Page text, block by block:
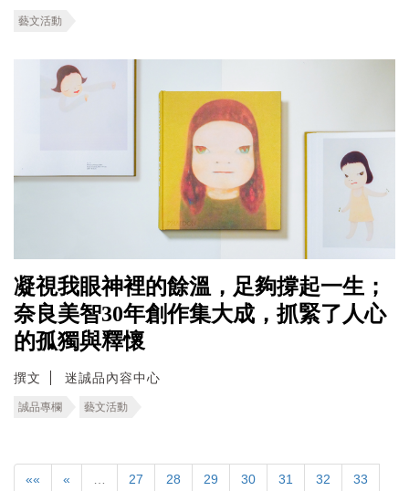
藝文活動
凝視我眼神裡的餘溫，足夠撐起一生；
奈良美智30年創作集大成，抓緊了人心
的孤獨與釋懷
撰文 迷誠品內容中心
誠品專欄 藝文活動
«« « 27 28 29 30 31 32 33